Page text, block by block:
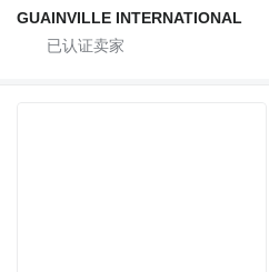
GUAINVILLE INTERNATIONAL